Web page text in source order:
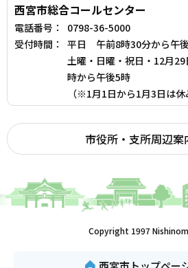
西宮市総合コールセンター
電話番号：
0798-36-5000
受付時間：
平日 午前8時30分から午
土曜・日曜・祝日・12月
時から午後5時
（※1月1日から1月3日は休
市役所・支所周辺案
Copyright 1997